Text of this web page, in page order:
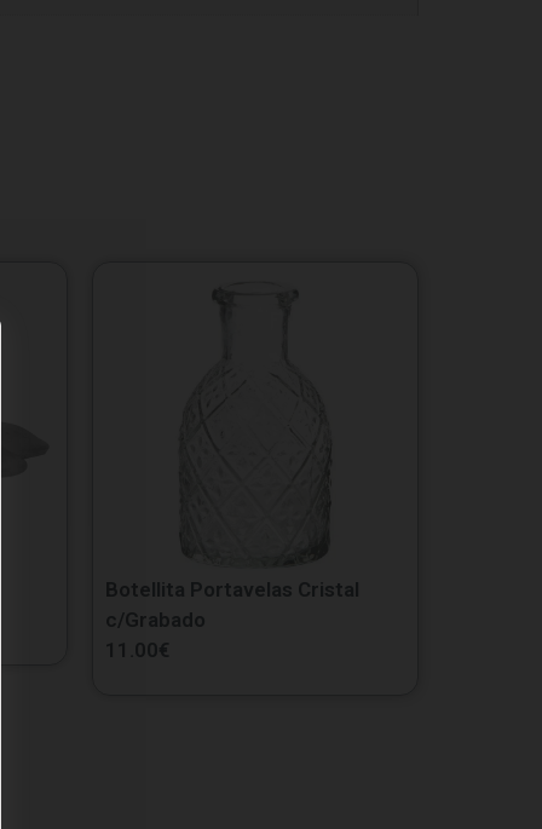
Botellita Portavelas Cristal
c/Grabado
11.00€